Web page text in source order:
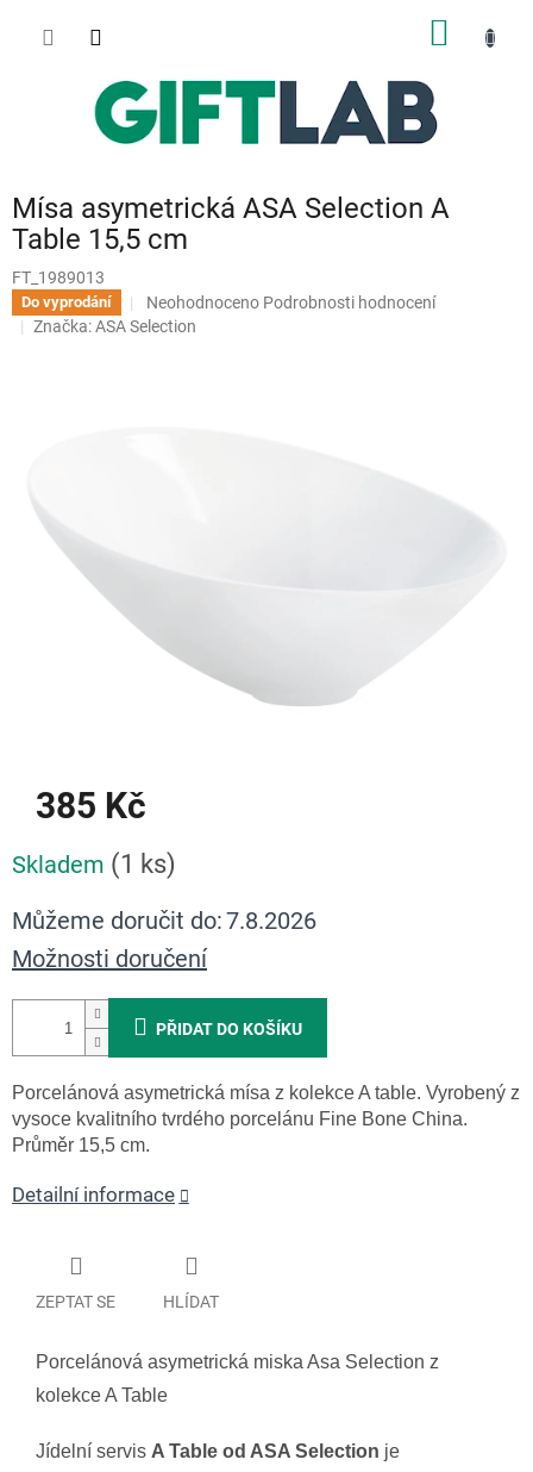
Mísa asymetrická ASA Selection A
Table 15,5 cm
FT_1989013
Do vyprodání
Průměrné
hodnocení
Neohodnoceno Podrobnosti hodnocení
Značka:ASA Selection
385 Kč
cena:
Skladem (1 ks)
Můžeme doručit do:7.8.2026
Možnosti doručení
PŘIDAT DO KOŠÍKU
Porcelánová asymetrická mísa z kolekce A table. Vyrobený z
vysoce kvalitního tvrdého porcelánu Fine Bone China.
Průměr 15,5 cm.
Detailní informace
ZEPTAT SE HLÍDAT
Porcelánová asymetrická miska Asa Selection z
kolekce A Table
Jídelní servis A Table od ASA Selection je